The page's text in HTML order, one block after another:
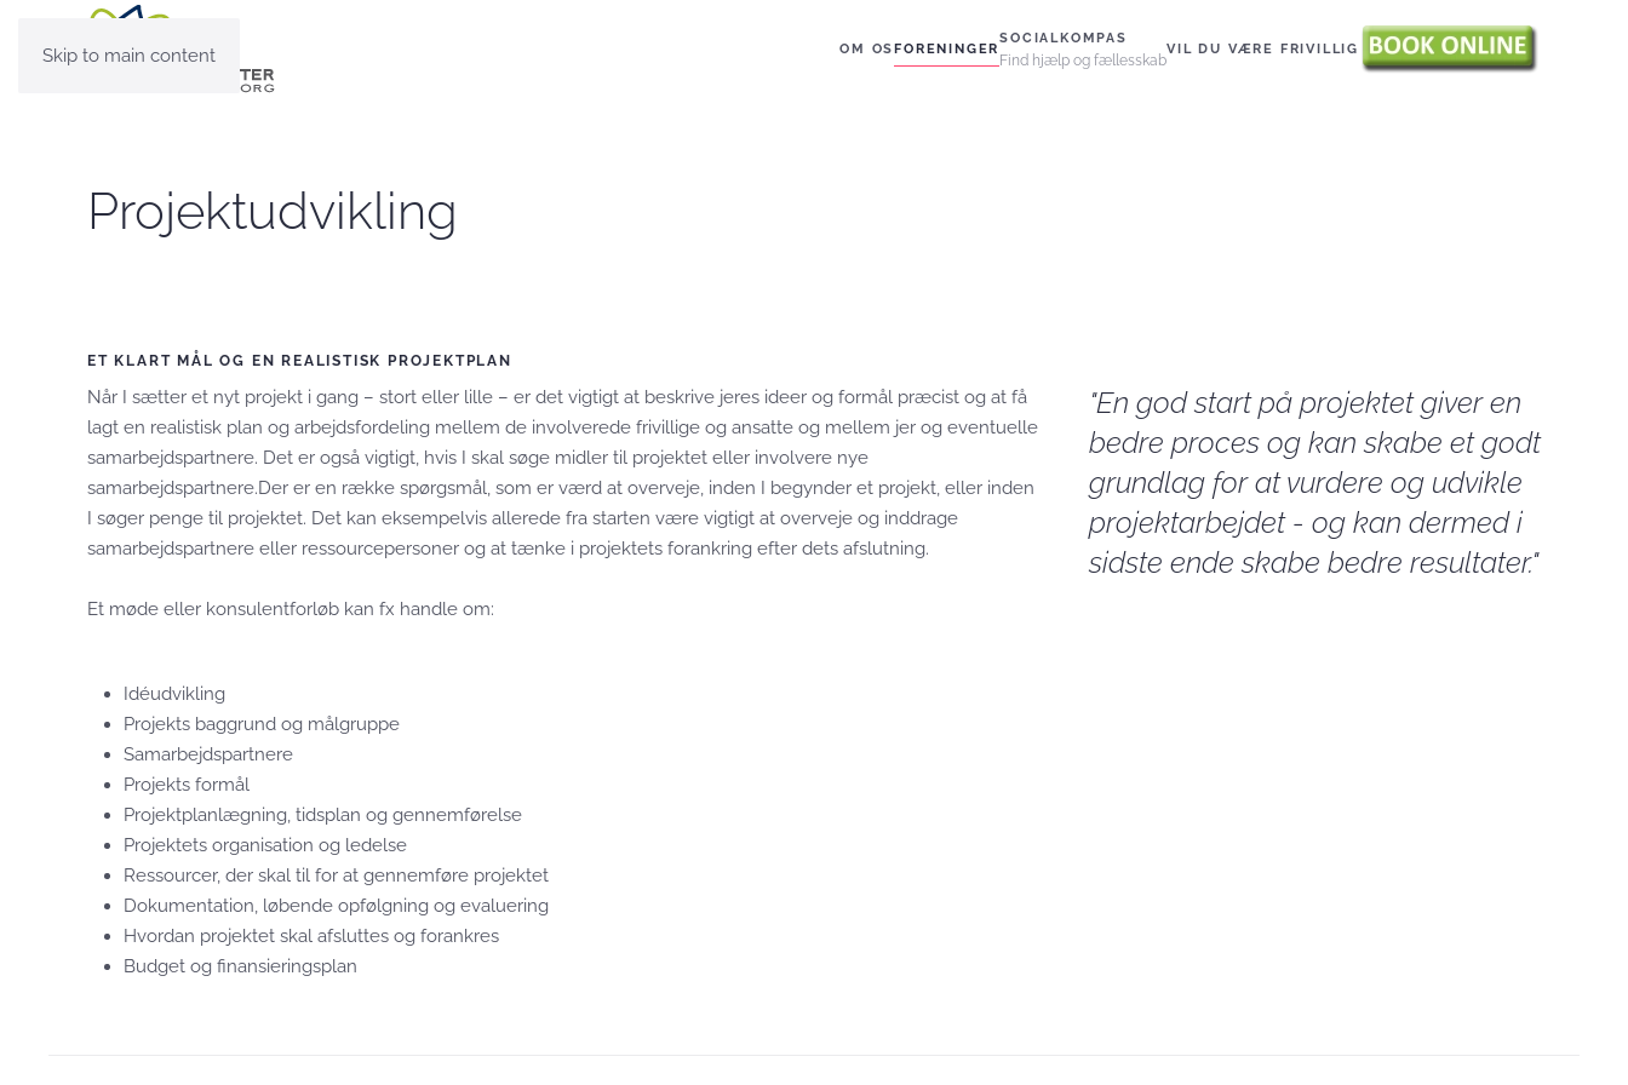
Skip to main content OM OSFORENINGER
SOCIALKOMPAS
Find hjælp og fællesskab
VIL DU VÆRE FRIVILLIG
Projektudvikling
ET KLART MÅL OG EN REALISTISK PROJEKTPLAN
Når I sætter et nyt projekt i gang – stort eller lille – er det vigtigt at beskrive jeres ideer og formål præcist og at få
lagt en realistisk plan og arbejdsfordeling mellem de involverede frivillige og ansatte og mellem jer og eventuelle
samarbejdspartnere. Det er også vigtigt, hvis I skal søge midler til projektet eller involvere nye
samarbejdspartnere.Der er en række spørgsmål, som er værd at overveje, inden I begynder et projekt, eller inden
I søger penge til projektet. Det kan eksempelvis allerede fra starten være vigtigt at overveje og inddrage
samarbejdspartnere eller ressourcepersoner og at tænke i projektets forankring efter dets afslutning.
Et møde eller konsulentforløb kan fx handle om:
Idéudvikling
Projekts baggrund og målgruppe
Samarbejdspartnere
Projekts formål
Projektplanlægning, tidsplan og gennemførelse
Projektets organisation og ledelse
Ressourcer, der skal til for at gennemføre projektet
Dokumentation, løbende opfølgning og evaluering
Hvordan projektet skal afsluttes og forankres
Budget og finansieringsplan
"En god start på projektet giver en
bedre proces og kan skabe et godt
grundlag for at vurdere og udvikle
projektarbejdet - og kan dermed i
sidste ende skabe bedre resultater."